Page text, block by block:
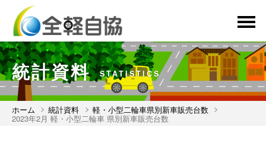
統計資料 STATISTICS
ホーム 統計資料 軽・小型二輪車県別新車販売台数
2023年2月 軽・小型二輪車 県別新車販売台数